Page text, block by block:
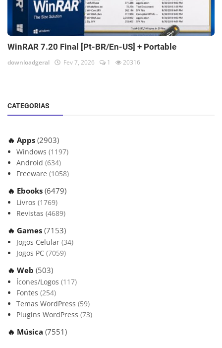
WinRAR 7.20 Final [Pt-BR/En-US] + Portable
downloadgeral Fev 7, 2026 1 20316
CATEGORIAS
🔥 Apps (2903)
Windows (1197)
Android (634)
Freeware (1058)
🔥 Ebooks (6479)
Livros (1769)
Revistas (4689)
🔥 Games (7153)
Jogos Celular (34)
Jogos PC (7059)
🔥 Web (503)
Ícones/Logos (117)
Fontes (254)
Temas WordPress (59)
Plugins WordPress (73)
🔥 Música (7551)